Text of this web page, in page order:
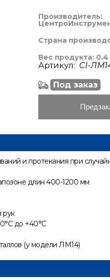
Производитель:
Страна
Вес продукта:
Артикул: CI-
Под заказ
и протекания при
длин 400-1200 мм
рук
до +40°С
(у модели ЛМ14)